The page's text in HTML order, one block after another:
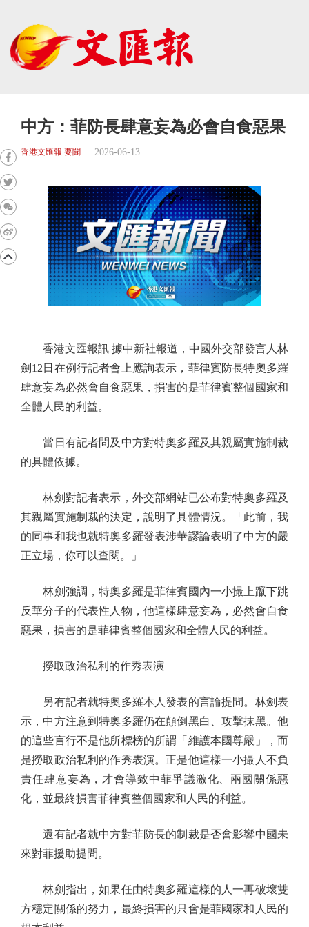
中方：菲防長肆意妄為必會自食惡果
香港文匯報 要聞 2026-06-13
香港文匯報訊 據中新社報道，中國外交部發言人林
劍12日在例行記者會上應詢表示，菲律賓防長特奧多羅
肆意妄為必然會自食惡果，損害的是菲律賓整個國家和
全體人民的利益。
當日有記者問及中方對特奧多羅及其親屬實施制裁
的具體依據。
林劍對記者表示，外交部網站已公布對特奧多羅及
其親屬實施制裁的決定，說明了具體情況。「此前，我
的同事和我也就特奧多羅發表涉華謬論表明了中方的嚴
正立場，你可以查閱。」
林劍強調，特奧多羅是菲律賓國內一小撮上躥下跳
反華分子的代表性人物，他這樣肆意妄為，必然會自食
惡果，損害的是菲律賓整個國家和全體人民的利益。
撈取政治私利的作秀表演
另有記者就特奧多羅本人發表的言論提問。林劍表
示，中方注意到特奧多羅仍在顛倒黑白、攻擊抹黑。他
的這些言行不是他所標榜的所謂「維護本國尊嚴」，而
是撈取政治私利的作秀表演。正是他這樣一小撮人不負
責任肆意妄為，才會導致中菲爭議激化、兩國關係惡
化，並最終損害菲律賓整個國家和人民的利益。
還有記者就中方對菲防長的制裁是否會影響中國未
來對菲援助提問。
林劍指出，如果任由特奧多羅這樣的人一再破壞雙
方穩定關係的努力，最終損害的只會是菲國家和人民的